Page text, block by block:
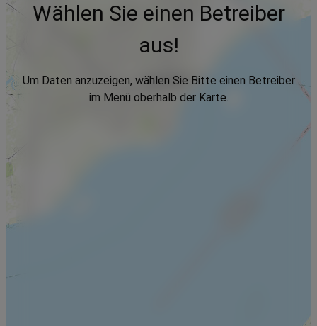
Wählen Sie einen Betreiber
aus!
Um Daten anzuzeigen, wählen Sie Bitte einen Betreiber
im Menü oberhalb der Karte.